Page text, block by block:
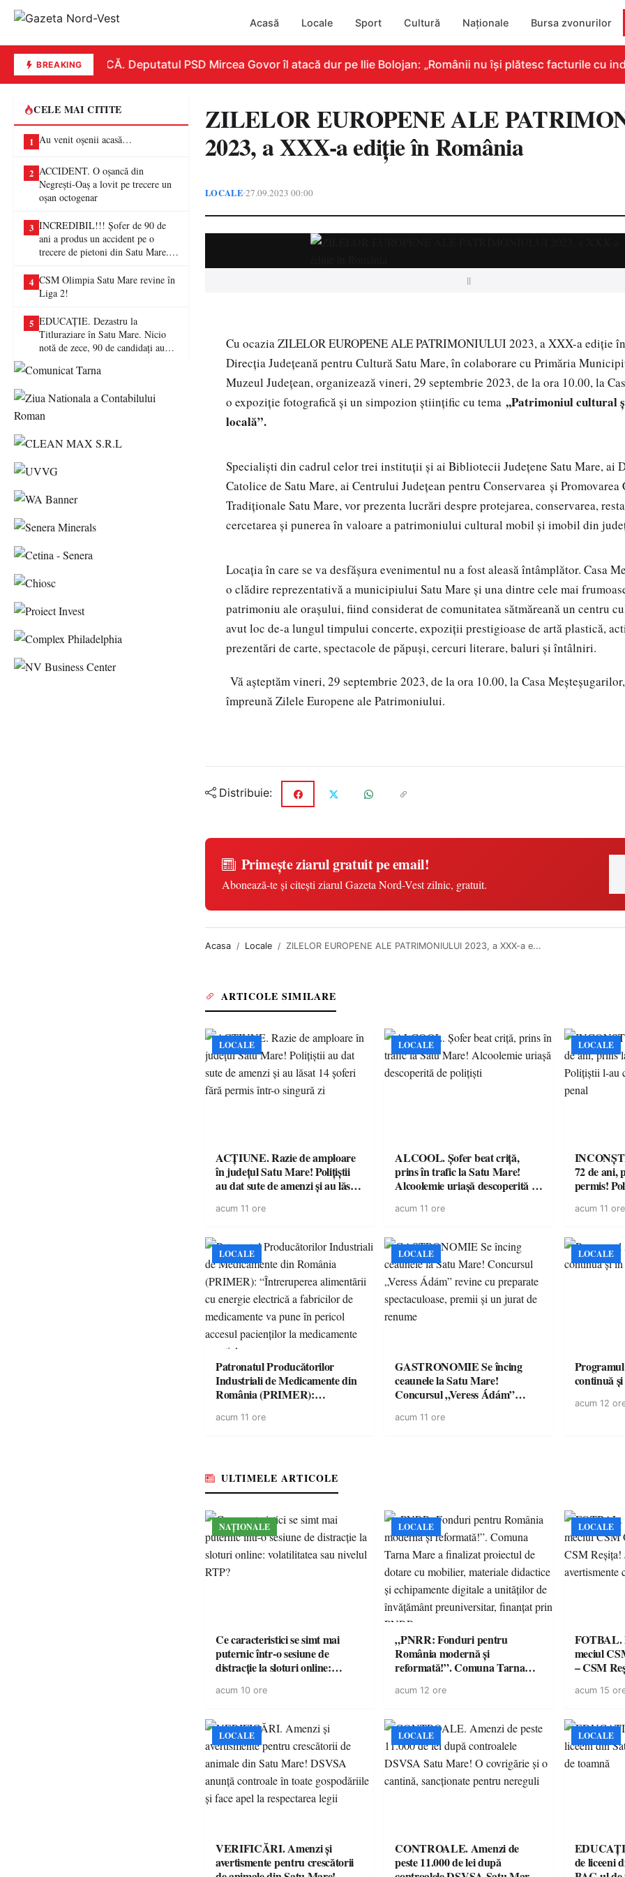
Acasă Locale Sport Cultură Naționale Bursa zvonurilor
BREAKINGREPLICĂ. Deputatul PSD Mircea Govor îl atacă dur pe Ilie Bolojan: „Românii nu își plătesc facturile cu
CELE MAI CITITE
1 Au venit oșenii acasă…
2 ACCIDENT. O oșancă din
Negrești-Oaș a lovit pe trecere un
oșan octogenar
3 INCREDIBIL!!! Șofer de 90 de
ani a produs un accident pe o
trecere de pietoni din Satu Mare. O
4 CSM Olimpia Satu Mare revine în
Liga 2!
5 EDUCAȚIE. Dezastru la
Titluraziare în Satu Mare. Nicio
notă de zece, 90 de candidați au
ZILELOR EUROPENE ALE
2023, a XXX-a ediție în România
LOCALE•27.09.2023 00:00
||
Cu ocazia ZILELOR EUROPENE ALE PATRIMONIULUI 2023, a XXX-a ediție
Direcția Județeană pentru Cultură Satu Mare, în colaborare cu Primăria
Muzeul Județean, organizează vineri, 29 septembrie 2023, de la ora 10.00, la
o expoziție fotografică și un simpozion științific cu tema ,,Patrimoniul cultural
locală”.
Specialiști din cadrul celor trei instituții și ai Bibliotecii Județene Satu Mare, ai
Catolice de Satu Mare, ai Centrului Județean pentru Conservarea și
Tradiționale Satu Mare, vor prezenta lucrări despre protejarea, conservarea,
cercetarea și punerea în valoare a patrimoniului cultural mobil și imobil din
Locația în care se va desfășura evenimentul nu a fost aleasă întâmplător. Casa
o clădire reprezentativă a municipiului Satu Mare și una dintre cele mai
patrimoniu ale orașului, fiind considerat de comunitatea sătmăreană un centru
avut loc de-a lungul timpului concerte, expoziții prestigioase de artă plastică,
prezentări de carte, spectacole de păpuși, cercuri literare, baluri și întâlniri.
Vă așteptăm vineri, 29 septembrie 2023, de la ora 10.00, la Casa
împreună Zilele Europene ale Patrimoniului.
Distribuie:
Primește ziarul gratuit pe email!
Abonează-te și citești ziarul Gazeta Nord-Vest zilnic, gratuit.
Acasa Locale ZILELOR EUROPENE ALE PATRIMONIULUI 2023, a XXX-a e...
ARTICOLE SIMILARE
LOCALE
ACȚIUNE. Razie de amploare
în județul Satu Mare! Polițiștii
au dat sute de amenzi și au lăsat
singură zi
acum 11 ore
LOCALE
ALCOOL. Șofer beat criță,
prins în trafic la Satu Mare!
Alcoolemie uriașă descoperită de
acum 11 ore
LOCALE
72 de ani,
permis!
acum 11 ore
LOCALE
Patronatul Producătorilor
Industriali de Medicamente din
România (PRIMER):
energie electrică a fabricilor de
acum 11 ore
LOCALE
GASTRONOMIE Se încing
ceaunele la Satu Mare!
Concursul „Veress Ádám”
spectaculoase, premii și un jurat
acum 11 ore
LOCALE
continuă
acum 12
ULTIMELE ARTICOLE
NAȚIONALE
Ce caracteristici se simt mai
puternic într-o sesiune de
distracție la sloturi online:
acum 10 ore
LOCALE
„PNRR: Fonduri pentru
România modernă și
reformată!”. Comuna Tarna
dotare cu mobilier, materiale
a unităților de învățământ
preuniversitar, finanțat prin
PNRR
acum 12 ore
LOCALE
FOTBAL.
meciul
– CSM
suporteri
acum 15
LOCALE
VERIFICĂRI. Amenzi și
avertismente pentru crescătorii
LOCALE
CONTROALE. Amenzi de
peste 11.000 de lei după
LOCALE
de liceeni